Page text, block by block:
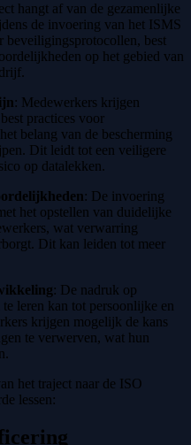
hangt af van de gezamenlijke
de invoering van het ISMS
beveiligingsprotocollen, best
op het gebied van
: Medewerkers krijgen
practices voor
belang van de bescherming
Dit leidt tot een veiligere
op datalekken.
: De invoering
het opstellen van duidelijke
wat verwarring
Dit kan leiden tot meer
: De nadruk op
leren kan tot persoonlijke en
krijgen mogelijk de kans
te verwerven, wat hun
het traject naar de ISO
lessen: